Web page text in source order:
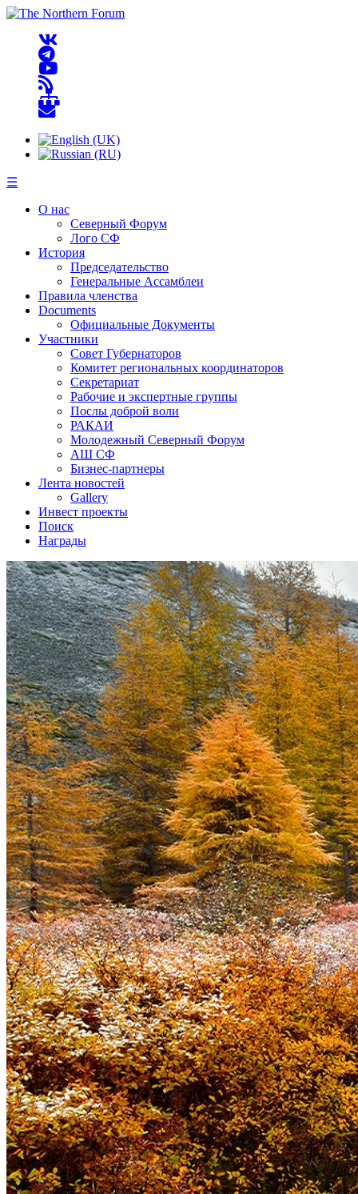
☰
О нас
Северный Форум
Лого СФ
История
Председательство
Генеральные Ассамблеи
Правила членства
Documents
Официальные Документы
Участники
Совет Губернаторов
Комитет региональных координаторов
Секретариат
Рабочие и экспертные группы
Послы доброй воли
РАКАИ
Молодежный Северный Форум
АШ СФ
Бизнес-партнеры
Лента новостей
Gallery
Инвест проекты
Поиск
Награды